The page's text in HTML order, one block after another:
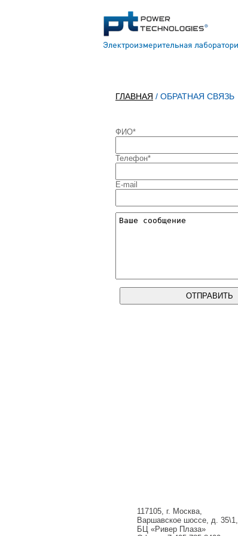
ГЛАВНАЯ / ОБРАТНАЯ СВЯЗЬ
ФИО*
Телефон*
E-mail
117105, г. Москва,
Варшавское шоссе, д. 35\1,
БЦ «Ривер Плаза»